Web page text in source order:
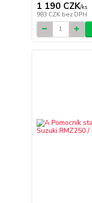
1 190 CZK/ks
983 CZK bez DPH